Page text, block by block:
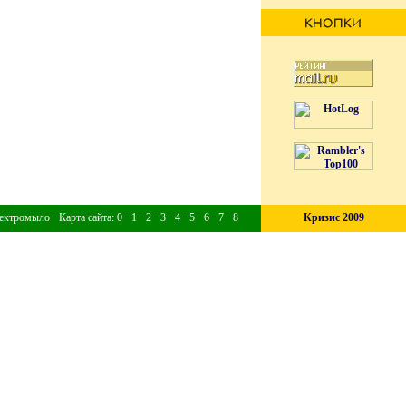
· Карта сайта: 0 · 1 · 2 · 3 · 4 · 5 · 6 · 7 · 8 Кризис 2009